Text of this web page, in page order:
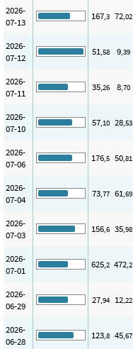
2026-
07-13
167,3 72,02
2026-
07-12
51,58 9,39
2026-
07-11
35,26 8,70
2026-
07-10
57,10 28,53
2026-
07-06
176,5 50,81
2026-
07-04
73,77 61,69
2026-
07-03
156,6 35,98
2026-
07-01
625,2 472,2
2026-
06-29
27,94 12,22
2026-
06-28
123,8 45,67